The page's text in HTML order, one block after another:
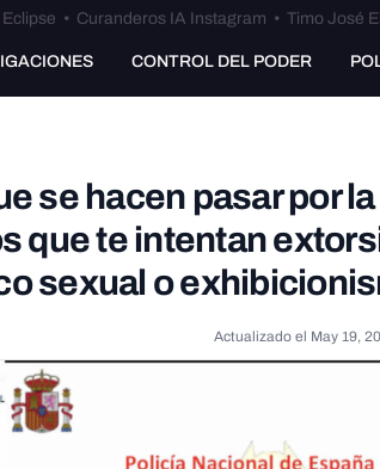
Eclipse • Curanderos IA Instagram • Timo José
CONTROL DEL PODER
se hacen pasar por la
que te intentan
sexual o
Actualizado el May 19,